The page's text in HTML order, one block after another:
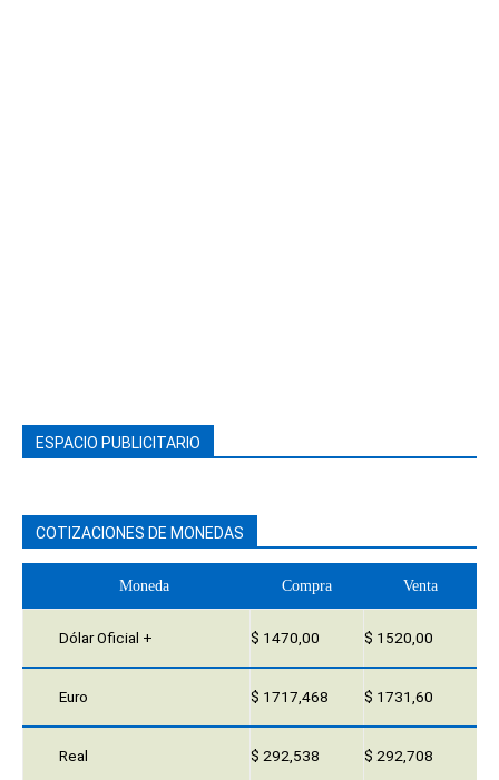
ESPACIO PUBLICITARIO
COTIZACIONES DE MONEDAS
Moneda Compra Venta
Dólar Oficial + $ 1470,00 $ 1520,00
Euro $ 1717,468 $ 1731,60
Real $ 292,538 $ 292,708